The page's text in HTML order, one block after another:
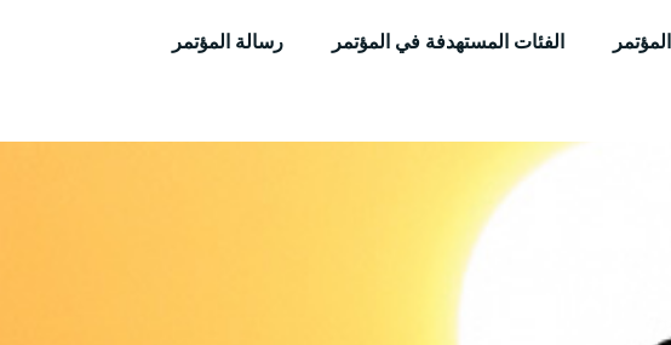
الفئات المستهدفة في المؤتمر رسالة المؤتمر